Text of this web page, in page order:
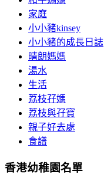
家庭
小小豬kinsey
小小豬的成長日誌
晴朗媽媽
湯水
生活
荔枝孖媽
荔枝與孖寶
親子好去處
食譜
香港幼稚園名單